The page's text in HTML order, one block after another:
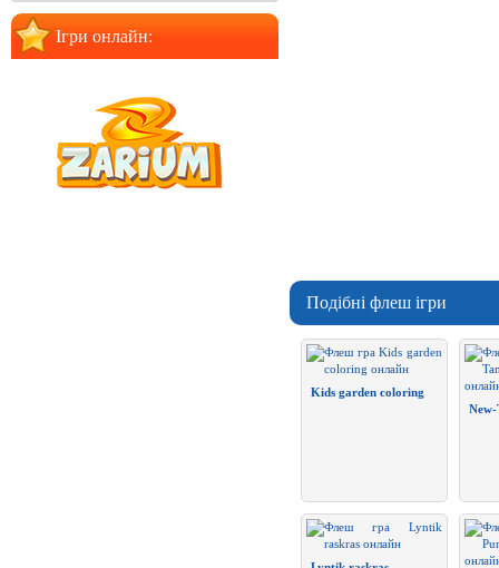
Ігри онлайн:
Подібні флеш ігри
Kids garden coloring